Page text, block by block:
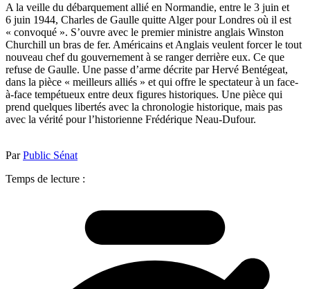
A la veille du débarquement allié en Normandie, entre le 3 juin et
6 juin 1944, Charles de Gaulle quitte Alger pour Londres où il est
« convoqué ». S’ouvre avec le premier ministre anglais Winston
Churchill un bras de fer. Américains et Anglais veulent forcer le tout
nouveau chef du gouvernement à se ranger derrière eux. Ce que
refuse de Gaulle. Une passe d’arme décrite par Hervé Bentégeat,
dans la pièce « meilleurs alliés » et qui offre le spectateur à un face-
à-face tempétueux entre deux figures historiques. Une pièce qui
prend quelques libertés avec la chronologie historique, mais pas
avec la vérité pour l’historienne Frédérique Neau-Dufour.
ParPublic Sénat
Temps de lecture :